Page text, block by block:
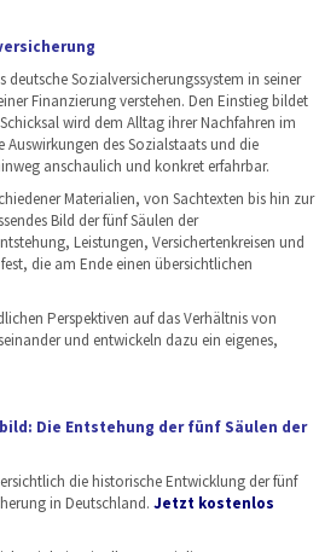
Sozialversicherungssystem in seiner
Finanzierung verstehen. Den Einstieg bildet
wird dem Alltag ihrer Nachfahren im
Auswirkungen des Sozialstaats und die
anschaulich und konkret erfahrbar.
Materialien, von Sachtexten bis hin zur
Bild der fünf Säulen der
Leistungen, Versichertenkreisen und
die am Ende einen übersichtlichen
Perspektiven auf das Verhältnis von
und entwickeln dazu ein eigenes,
Die Entstehung der fünf Säulen der
die historische Entwicklung der fünf
in Deutschland. Jetzt kostenlos